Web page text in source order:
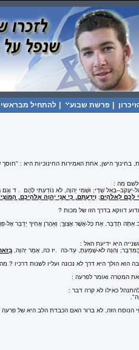
פרשת שבוע להתחיל
בחינוך הישן, אחת האמירות החינוכיות היא : "חוסך
מה :
יַעֲקֹב--בְּאֵל שַׁדָּי; וּשְׁמִי יְהוָה, לֹא נוֹדַעְתִּי לָהֶם ד וְגַם
לָכֶם לֵאלֹהִים;וִידַעְתֶּם, כִּי אֲנִי יְהוָה אֱלֹהֵיכֶם,
דווקא בדרך הזו של מכות ?
ב אַתָּה תְדַבֵּר, אֵת כָּל-אֲשֶׁר אֲצַוֶּךָּ; וְאַהֲרֹן אָחִיךָ יְדַבֵּר אֶל-
היא ידיעת האל :
בַּמִּדְבָּר; וְהִנֵּה לֹא-שָׁמַעְתָּ, עַד-כֹּה יז כֹּה, אָמַר יְהוָה,
הוא הולך היא דרך לא נכונה ועליו לשנות דרכיו
המטרה ואומר לפרעה :
כאילו לא קרה דבר :
."
הנוסח הזה, לא ברור האם הכבדת הלב היא של